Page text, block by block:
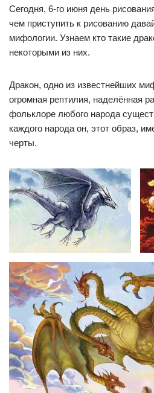
Сегодня, 6-го июня день
чем приступить к рисованию
мифологии. Узнаем кто такие
некоторыми из них.
Дракон, одно из известнейших
огромная рептилия, наделённая
фольклоре любого народа
каждого народа он, этот образ,
черты.